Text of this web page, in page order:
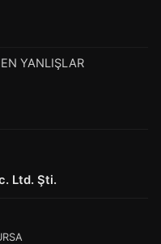
YANLIŞLAR
Ltd. Şti.